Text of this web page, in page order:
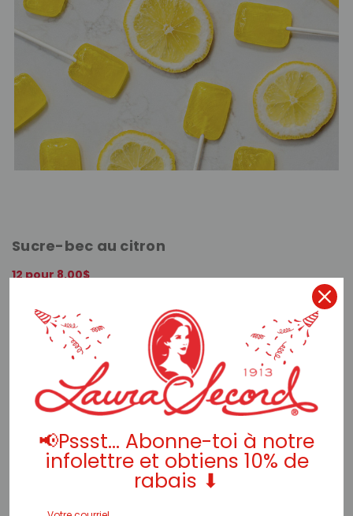
Sucre-bec au citron
12 pour 8,00$
AJOUTER AU PANIER APERÇU RAPIDE
📢Pssst... Abonne-toi à notre
infolettre et obtiens 10% de
rabais ⬇